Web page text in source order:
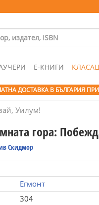
Е-КНИГИ
ДОСТАВКА В БЪЛГАРИЯ
Уилум!
гора:
Скидмор
Егмонт
304